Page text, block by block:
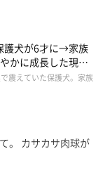
に一番良い方法は
護犬が6才に→家族
かに成長した現在
震えていた保護犬。家族
。 カサカサ肉球が